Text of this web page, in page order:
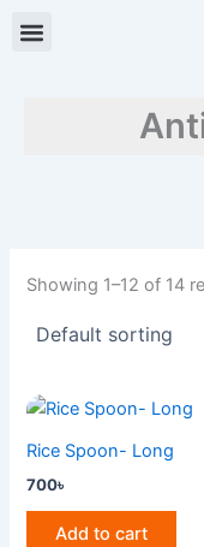
Showing 1–12 of 14
Rice Spoon- Long
700৳
Add to cart